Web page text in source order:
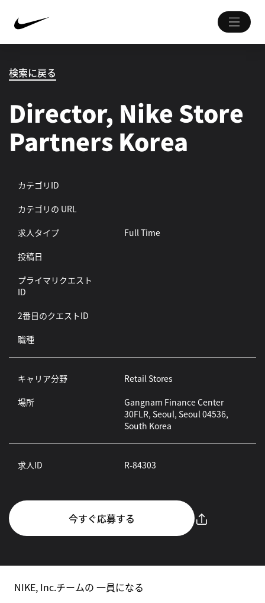
検索に戻る
Director, Nike Store
Partners Korea
カテゴリID
カテゴリの URL
求人タイプ
Full Time
投稿日
プライマリクエスト
ID
2番目のクエストID
職種
キャリア分野
Retail Stores
場所
Gangnam Finance Center
30FLR, Seoul, Seoul 04536,
South Korea
求人ID R-84303
今すぐ応募する
NIKE, Inc.チームの 一員になる